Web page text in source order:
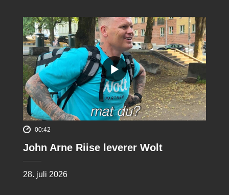
00:42
John Arne Riise leverer Wolt
28. juli 2026